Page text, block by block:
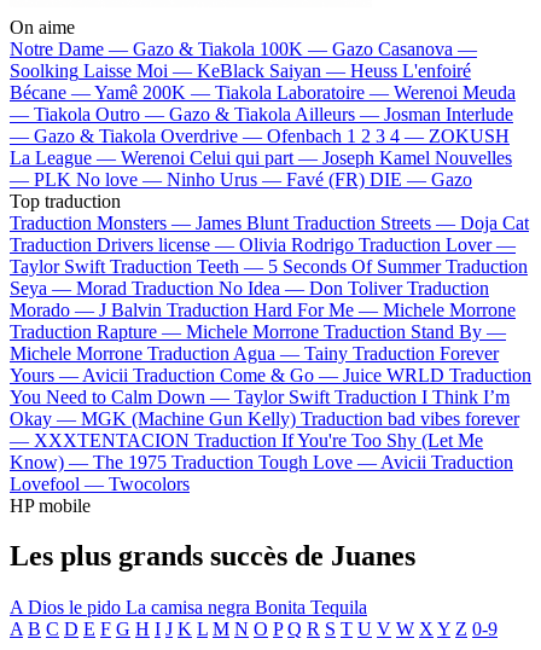
On aime
Notre Dame — Gazo & Tiakola 100K — Gazo Casanova —
Soolking Laisse Moi — KeBlack Saiyan — Heuss L'enfoiré
Bécane —Yamê 200K — Tiakola Laboratoire — Werenoi Meuda
— Tiakola Outro — Gazo & Tiakola Ailleurs — Josman Interlude
— Gazo & Tiakola Overdrive — Ofenbach 1 2 3 4 — ZOKUSH
La League — Werenoi Celui qui part — Joseph Kamel Nouvelles
— PLK No love — Ninho Urus — Favé (FR) DIE — Gazo
Top traduction
Traduction Monsters — James Blunt Traduction Streets — Doja Cat
Traduction Drivers license — Olivia Rodrigo Traduction Lover —
Taylor Swift Traduction Teeth — 5 Seconds Of Summer Traduction
Seya — Morad Traduction No Idea — Don Toliver Traduction
Morado — J Balvin Traduction Hard For Me — Michele Morrone
Traduction Rapture — Michele Morrone Traduction Stand By —
Michele Morrone Traduction Agua — Tainy Traduction Forever
Yours — Avicii Traduction Come & Go — Juice WRLD Traduction
You Need to Calm Down — Taylor Swift Traduction I Think I’m
Okay — MGK (Machine Gun Kelly) Traduction bad vibes forever
— XXXTENTACION Traduction If You're Too Shy (Let Me
Know) — The 1975 Traduction Tough Love — Avicii Traduction
Lovefool — Twocolors
HP mobile
Les plus grands succès de Juanes
A Dios le pido La camisa negra Bonita Tequila
A B C D E F G H I J K L M N O P Q R S T U V W X Y Z 0-9